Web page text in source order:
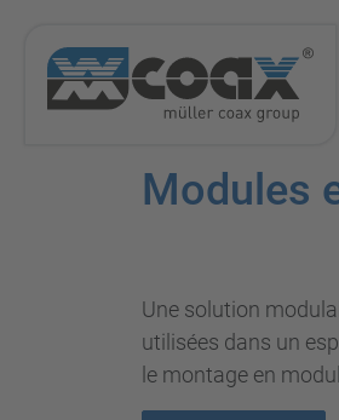
Modules
Une solution
utilisées dans un
le montage en